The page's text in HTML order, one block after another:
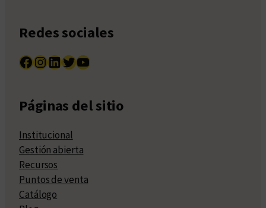
Redes sociales
Facebook InstagramLinkedIn Twitter YouTube
Páginas del sitio
Institucional
Gestión abierta
Recursos
Puntos de venta
Catálogo